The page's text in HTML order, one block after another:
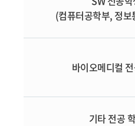
(컴퓨터공학부, 정
바이오메디컬
기타 전공